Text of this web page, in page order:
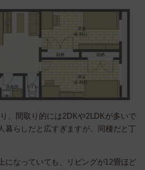
、間取り的には2DKや2LDKが多いで
暮らしだと広すぎますが、同棲だと丁
になっていても、リビングが12畳ほど